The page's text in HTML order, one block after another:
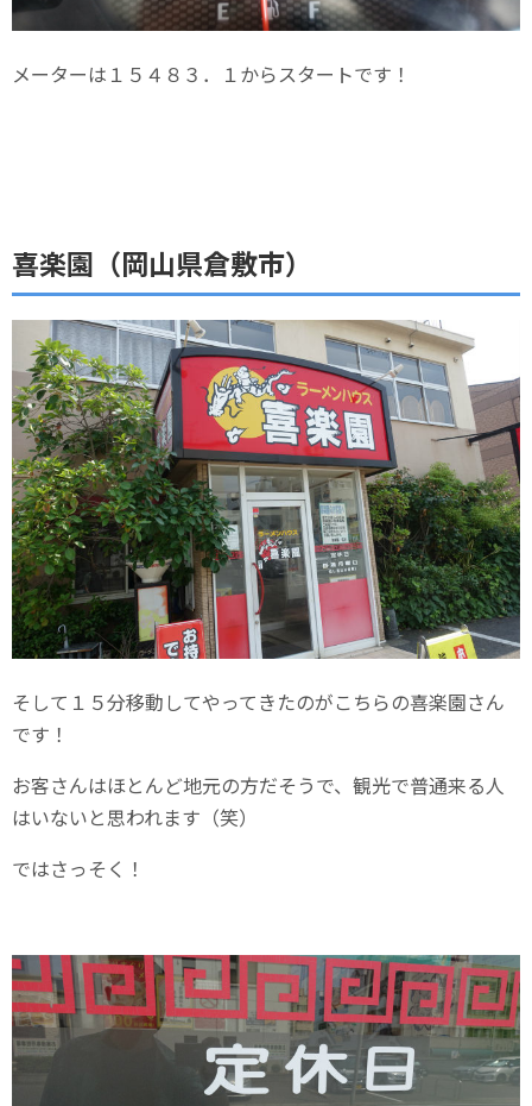
メーターは１５４８３．１からスタートです！
喜楽園（岡山県倉敷市）
そして１５分移動してやってきたのがこちらの喜楽園さん
です！
お客さんはほとんど地元の方だそうで、観光で普通来る人
はいないと思われます（笑）
ではさっそく！